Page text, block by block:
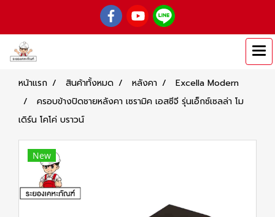
หน้าแรก สินค้าทั้งหมด หลังคา
Excella Modern
ครอบข้างปิดชายหลังคา เซรามิค เอสซีจี รุ่นเอ็กซ์เซลล่า โม
เดิร์น โคโค่ บราวน์
New